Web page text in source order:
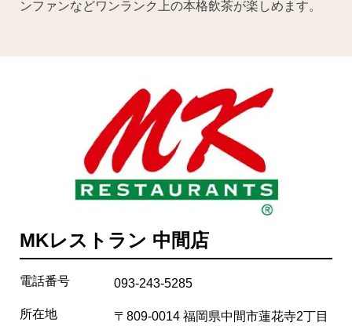
ンファンなどワンランク上の本格飲茶が楽しめます。
MKレストラン 中間店
電話番号 093-243-5285
所在地
〒809-0014 福岡県中間市蓮花寺2丁目